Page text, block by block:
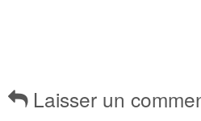
Laisser un